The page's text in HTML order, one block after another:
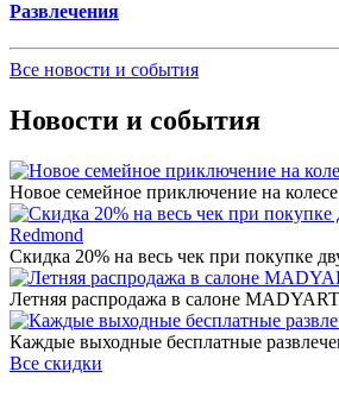
Развлечения
Все новости и события
Новости и события
Новое семейное приключение на
Скидка 20% на весь чек при покупке
Летняя распродажа в салоне
Каждые выходные бесплатные
Все скидки